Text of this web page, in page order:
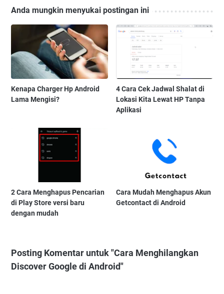
Anda mungkin menyukai postingan ini
Kenapa Charger Hp Android
Lama Mengisi?
4 Cara Cek Jadwal Shalat di
Lokasi Kita Lewat HP Tanpa
Aplikasi
2 Cara Menghapus Pencarian
di Play Store versi baru
dengan mudah
Cara Mudah Menghapus Akun
Getcontact di Android
Posting Komentar untuk "Cara Menghilangkan
Discover Google di Android"